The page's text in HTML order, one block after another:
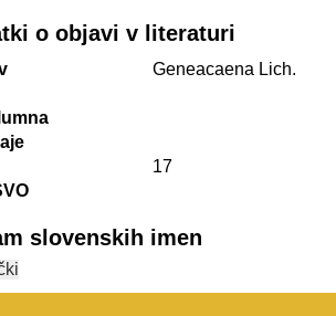
o objavi v literaturi
Geneacaena Lich.
17
slovenskih imen